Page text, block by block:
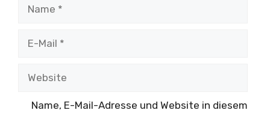
Mail
Name, E-Mail-Adresse und Website in diesem